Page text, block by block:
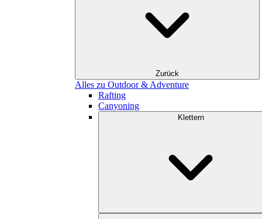
Zurück
Alles zu Outdoor & Adventure
Rafting
Canyoning
Klettern